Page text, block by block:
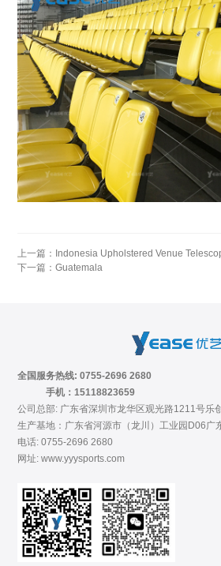
上一篇： Indonesia Upholstered Venue
下一篇：Guatemala
全国服务热线: 0755-2696 2680
手机：15118823659
公司总部: 广东省深圳市龙华区观光路1211号乐
生产基地：广东省河源市（龙川）工业园D06广
电话: 0755-2696 2680
网址: www.yyysports.com